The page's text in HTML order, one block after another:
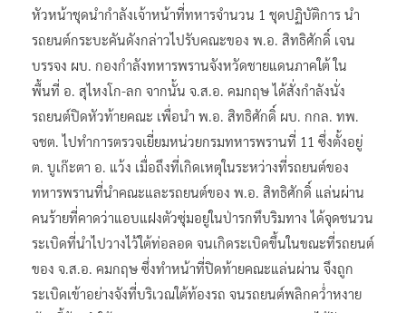
หัวหน้าชุดนำกำลังเจ้าหน้าที่ทหารจำนวน 1 ชุดปฏิบัติการ นำ
รถยนต์กระบะคันดังกล่าวไปรับคณะของ พ.อ. สิทธิศักดิ์ เจน
บรรจง ผบ. กองกำลังทหารพรานจังหวัดชายแดนภาคใต้ ใน
พื้นที่ อ. สุไหงโก-ลก จากนั้น จ.ส.อ. คมกฤษ ได้สั่งกำลังนั่ง
รถยนต์ปิดหัวท้ายคณะ เพื่อนำ พ.อ. สิทธิศักดิ์ ผบ. กกล. ทพ.
จชต. ไปทำการตรวจเยี่ยมหน่วยกรมทหารพรานที่ 11 ซึ่งตั้งอยู่
ต. บูเก๊ะตา อ. แว้ง เมื่อถึงที่เกิดเหตุในระหว่างที่รถยนต์ของ
ทหารพรานที่นำคณะและรถยนต์ของ พ.อ. สิทธิศักดิ์ แล่นผ่าน
คนร้ายที่คาดว่าแอบแฝงตัวซุ่มอยู่ในป่ารกทึบริมทาง ได้จุดชนวน
ระเบิดที่นำไปวางไว้ใต้ท่อลอด จนเกิดระเบิดขึ้นในขณะที่รถยนต์
ของ จ.ส.อ. คมกฤษ ซึ่งทำหน้าที่ปิดท้ายคณะแล่นผ่าน จึงถูก
ระเบิดเข้าอย่างจังที่บริเวณใต้ท้องรถ จนรถยนต์พลิกคว่ำหงาย